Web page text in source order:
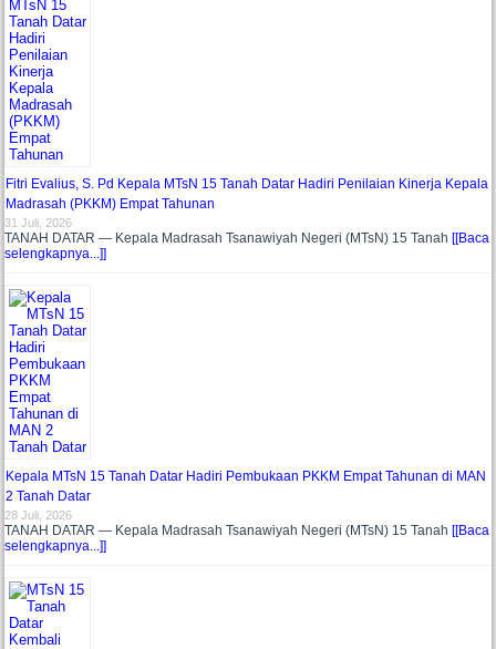
Fitri Evalius, S. Pd Kepala MTsN 15 Tanah Datar Hadiri Penilaian Kinerja Kepala
Madrasah (PKKM) Empat Tahunan
31 Juli, 2026
TANAH DATAR — Kepala Madrasah Tsanawiyah Negeri (MTsN) 15 Tanah[[Baca
selengkapnya...]]
Kepala MTsN 15 Tanah Datar Hadiri Pembukaan PKKM Empat Tahunan di MAN
2 Tanah Datar
28 Juli, 2026
TANAH DATAR — Kepala Madrasah Tsanawiyah Negeri (MTsN) 15 Tanah[[Baca
selengkapnya...]]